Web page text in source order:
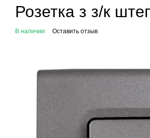
Розетка з з/к
В наличии Оставить отзыв